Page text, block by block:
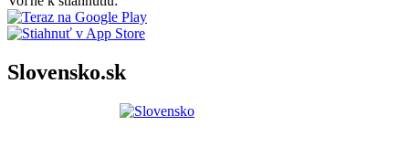
Slovensko.sk